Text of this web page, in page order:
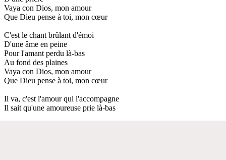
Vaya con Dios, mon amour
Que Dieu pense à toi, mon cœur
C'est le chant brûlant d'émoi
D'une âme en peine
Pour l'amant perdu là-bas
Au fond des plaines
Vaya con Dios, mon amour
Que Dieu pense à toi, mon cœur
Il va, c'est l'amour qui l'accompagne
Il sait qu'une amoureuse prie là-bas